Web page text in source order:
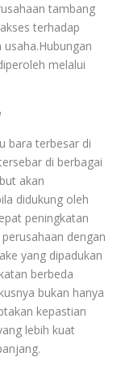
tambang
terhadap
melalui
bara terbesar di
di berbagai
akan
didukung oleh
peningkatan
dengan
yang dipadukan
berbeda
bukan hanya
kepastian
lebih kuat